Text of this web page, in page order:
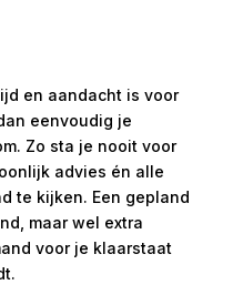
en aandacht is voor
eenvoudig je
Zo sta je nooit voor
advies én alle
te kijken. Een gepland
maar wel extra
voor je klaarstaat